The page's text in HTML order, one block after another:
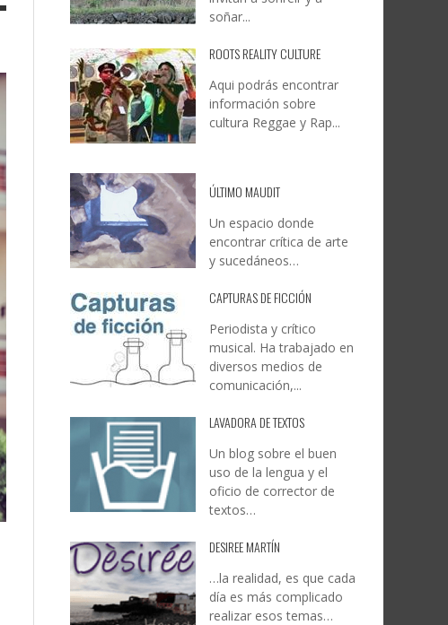
soñar...
ROOTS REALITY CULTURE
Aqui podrás encontrar
información sobre
cultura Reggae y Rap...
ÚLTIMO MAUDIT
Un espacio donde
encontrar crítica de arte
y sucedáneos…
CAPTURAS DE FICCIÓN
Periodista y crítico
musical. Ha trabajado en
diversos medios de
comunicación,...
LAVADORA DE TEXTOS
Un blog sobre el buen
uso de la lengua y el
oficio de corrector de
textos…
DESIREE MARTÍN
…la realidad, es que cada
día es más complicado
realizar esos temas…